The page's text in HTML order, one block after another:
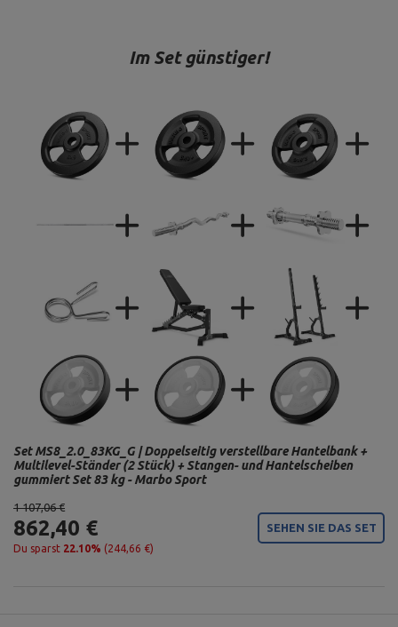
Im Set günstiger!
1 107,06 €
862,40 €
Du sparst 22.10% (244,66 €)
SEHEN SIE DAS SET
Set MS8_2.0_83KG_G | Doppelseitig verstellbare Hantelbank +
Multilevel-Ständer (2 Stück) + Stangen- und Hantelscheiben
gummiert Set 83 kg - Marbo Sport